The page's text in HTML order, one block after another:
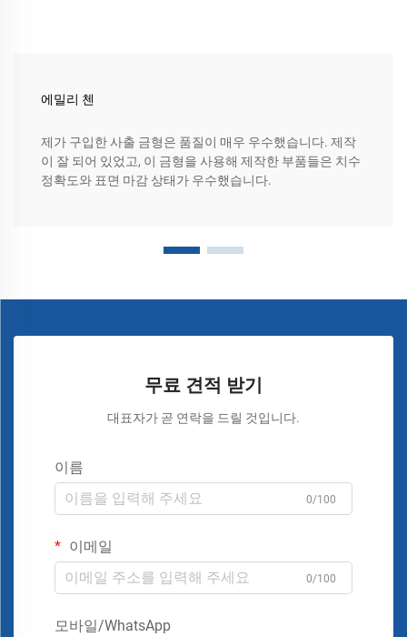
에밀리 첸
제가 구입한 사출 금형은 품질이 매우 우수했습니다. 제작
이 잘 되어 있었고, 이 금형을 사용해 제작한 부품들은 치수
정확도와 표면 마감 상태가 우수했습니다.
무료 견적 받기
대표자가 곧 연락을 드릴 것입니다.
이름
0/100
이메일
0/100
모바일/WhatsApp